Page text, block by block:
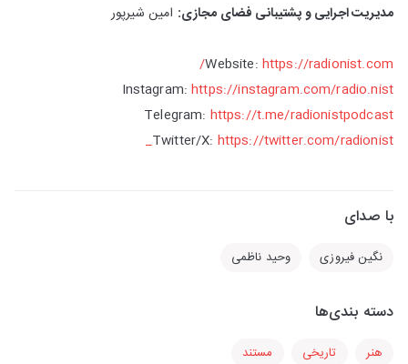
مدیریت اجرایی و پشتیبانی فضای مجازی: امین شیرپور
Website: https://radionist.com/
Instagram:https://instagram.com/radio.nist
Telegram: https://t.me/radionistpodcast
Twitter/X: https://twitter.com/radionist_
با صدای
نگین فیروزی وحید ناظمی
دسته بندی‌ها
هنر تاریخی مستند